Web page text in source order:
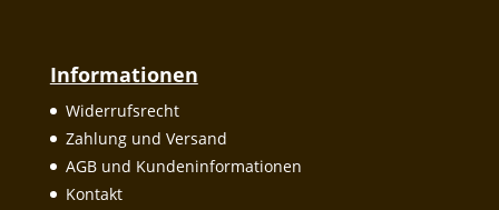
Informationen
Widerrufsrecht
Zahlung und Versand
AGB und Kundeninformationen
Kontakt